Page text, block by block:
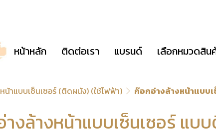
หน้าหลัก ติดต่อเรา แบรนด์ เลือกหมวดสิน
น้าแบบเซ็นเซอร์ (ติดผนัง) (ใช้ไฟฟ้า) ก๊อกอ่างล้างหน้าแบบ
งล้างหน้าแบบเซ็นเซอร์ แบ